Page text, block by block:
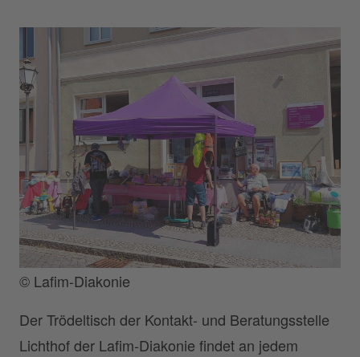
© Lafim-Diakonie
Der Trödeltisch der Kontakt- und Beratungsstelle
Lichthof der Lafim-Diakonie findet an jedem